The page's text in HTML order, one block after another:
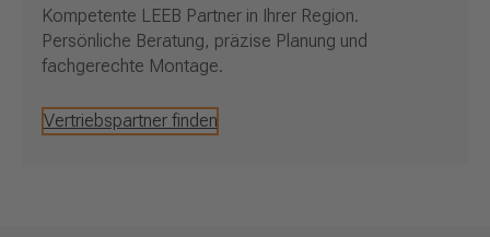
Kompetente LEEB Partner in Ihrer Region.
Persönliche Beratung, präzise Planung und
fachgerechte Montage.
Vertriebspartner finden